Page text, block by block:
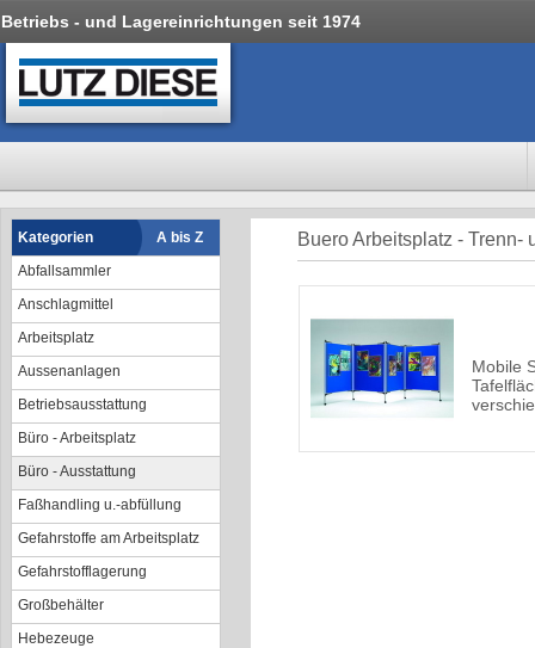
Betriebs - und Lagereinrichtungen seit 1974
Kategorien
A bis Z
Abfallsammler
Anschlagmittel
Arbeitsplatz
Aussenanlagen
Betriebsausstattung
Büro - Arbeitsplatz
Büro - Ausstattung
Faßhandling u.-abfüllung
Gefahrstoffe am Arbeitsplatz
Gefahrstofflagerung
Großbehälter
Hebezeuge
Buero Arbeitsplatz - Trenn-
Mobile